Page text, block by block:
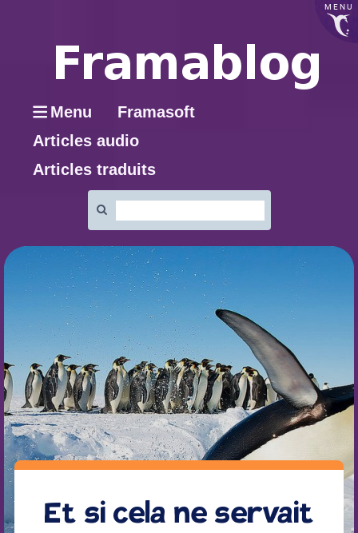
MENU
Menu
Framasoft
Articles audio
Articles traduits
:
Et si cela ne servait